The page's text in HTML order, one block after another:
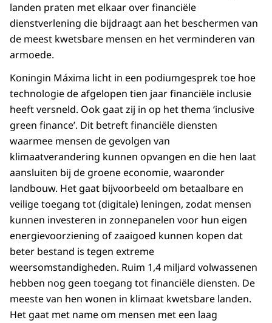
landen praten met elkaar over financiële
dienstverlening die bijdraagt aan het beschermen van
de meest kwetsbare mensen en het verminderen van
armoede.
Koningin Máxima licht in een podiumgesprek toe hoe
technologie de afgelopen tien jaar financiële inclusie
heeft versneld. Ook gaat zij in op het thema ‘inclusive
green finance’. Dit betreft financiële diensten
waarmee mensen de gevolgen van
klimaatverandering kunnen opvangen en die hen laat
aansluiten bij de groene economie, waaronder
landbouw. Het gaat bijvoorbeeld om betaalbare en
veilige toegang tot (digitale) leningen, zodat mensen
kunnen investeren in zonnepanelen voor hun eigen
energievoorziening of zaaigoed kunnen kopen dat
beter bestand is tegen extreme
weersomstandigheden. Ruim 1,4 miljard volwassenen
hebben nog geen toegang tot financiële diensten. De
meeste van hen wonen in klimaat kwetsbare landen.
Het gaat met name om mensen met een laag